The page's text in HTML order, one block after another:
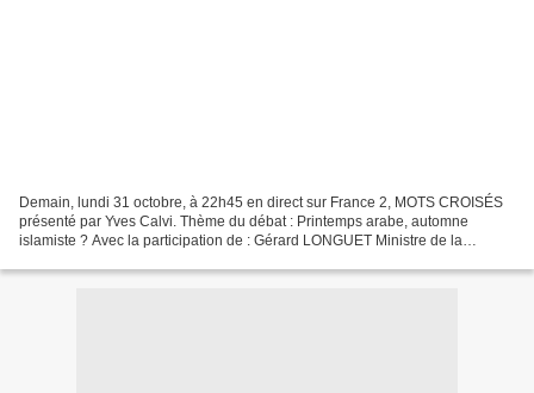
Demain, lundi 31 octobre, à 22h45 en direct sur France 2, MOTS CROISÉS
présenté par Yves Calvi. Thème du débat : Printemps arabe, automne
islamiste ? Avec la participation de : Gérard LONGUET Ministre de la